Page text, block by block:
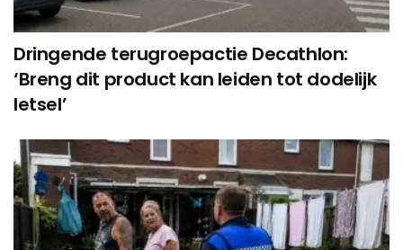
Dringende terugroepactie Decathlon:
‘Breng dit product kan leiden tot dodelijk
letsel’